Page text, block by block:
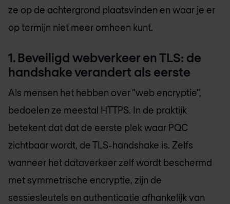
ze op de achtergrond plaatsvinden en waar je er
op termijn niet meer omheen kunt.
1. Beveiligd webverkeer en TLS: de
handshake verandert als eerste
Als mensen het hebben over “web encryptie”,
bedoelen ze meestal HTTPS. In de praktijk
betekent dat dat de eerste plek waar PQC
zichtbaar wordt, de TLS-handshake is. Zelfs
wanneer het dataverkeer zelf wordt beschermd
met symmetrische encryptie, zijn de
sessiesleutels en authenticatie afhankelijk van